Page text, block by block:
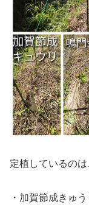
定植しているのは
・加賀節成きゅ